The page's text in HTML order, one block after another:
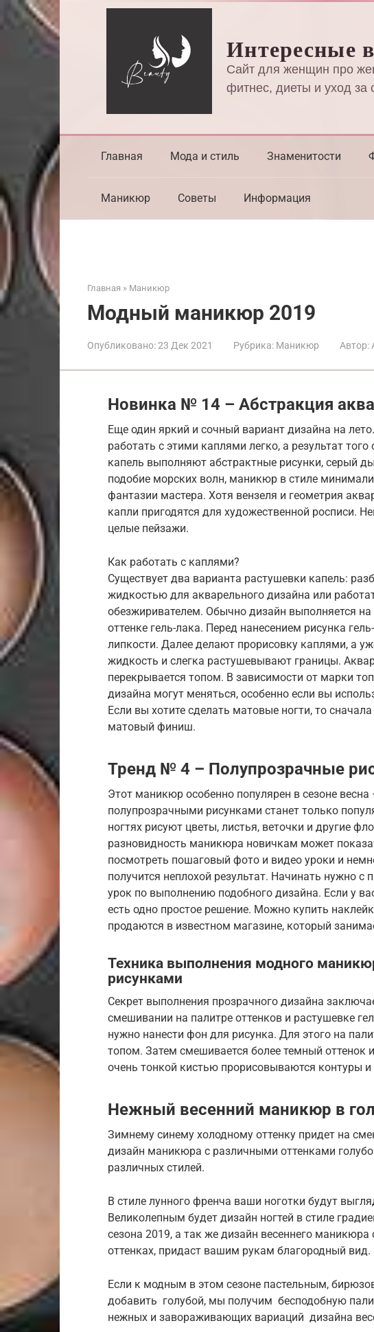
Перейти
к
контенту
Интересные
Сайт для женщин про
фитнес, диеты и уход за
Главная Мода и стиль Знаменитости
Маникюр Советы Информация
Главная » Маникюр
Модный маникюр 2019
Опубликовано:23 Дек 2021 Рубрика: Маникюр Автор:
Новинка № 14 – Абстракция
Еще один яркий и сочный вариант дизайна на
работать с этими каплями легко, а результат
капель выполняют абстрактные рисунки, серый
подобие морских волн, маникюр в стиле
фантазии мастера. Хотя вензеля и геометрия
капли пригодятся для художественной росписи.
целые пейзажи.
Как работать с каплями?
Существует два варианта растушевки капель:
жидкостью для акварельного дизайна или
обезжиривателем. Обычно дизайн выполняется
оттенке гель-лака. Перед нанесением рисунка
липкости. Далее делают прорисовку каплями, а
жидкость и слегка растушевывают границы.
перекрывается топом. В зависимости от марки
дизайна могут меняться, особенно если вы
Если вы хотите сделать матовые ногти, то
матовый финиш.
Тренд № 4 – Полупрозрачные
Этот маникюр особенно популярен в сезоне весна
полупрозрачными рисунками станет только
ногтях рисуют цветы, листья, веточки и другие
разновидность маникюра новичкам может
посмотреть пошаговый фото и видео уроки и
получится неплохой результат. Начинать нужно с
урок по выполнению подобного дизайна. Если у
есть одно простое решение. Можно купить
продаются в известном магазине, который
Техника выполнения модного
рисунками
Секрет выполнения прозрачного дизайна
смешивании на палитре оттенков и растушевке
нужно нанести фон для рисунка. Для этого на
топом. Затем смешивается более темный оттенок
очень тонкой кистью прорисовываются контуры
Нежный весенний маникюр в
Зимнему синему холодному оттенку придет на
дизайн маникюра с различными оттенками
различных стилей.
В стиле лунного френча ваши ноготки будут
Великолепным будет дизайн ногтей в стиле
сезона 2019, а так же дизайн весеннего
оттенках, придаст вашим рукам благородный вид.
Если к модным в этом сезоне пастельным,
добавить голубой, мы получим бесподобную
нежных и завораживающих вариаций дизайна